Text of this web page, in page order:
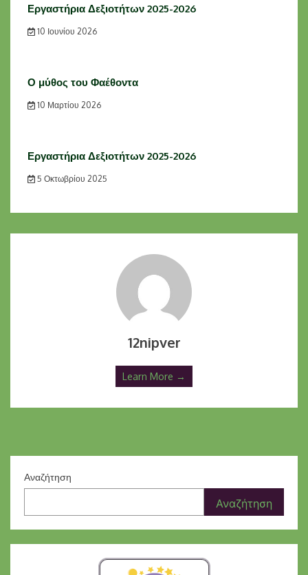
Εργαστήρια Δεξιοτήτων 2025-2026
10 Ιουνίου 2026
Ο μύθος του Φαέθοντα
10 Μαρτίου 2026
Εργαστήρια Δεξιοτήτων 2025-2026
5 Οκτωβρίου 2025
12nipver
Learn More →
Αναζήτηση
Αναζήτηση